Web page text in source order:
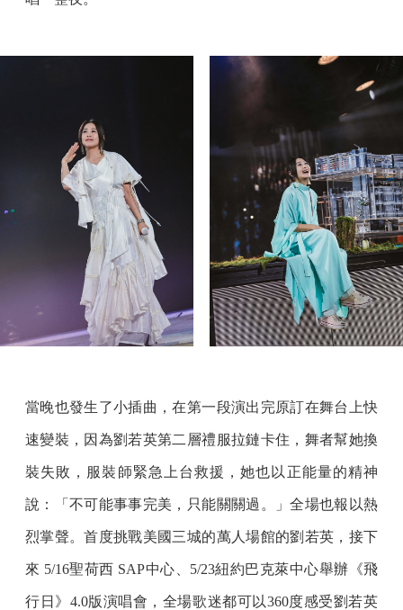
當晚也發生了小插曲，在第一段演出完原訂在舞台上快
速變裝，因為劉若英第二層禮服拉鏈卡住，舞者幫她換
裝失敗，服裝師緊急上台救援，她也以正能量的精神
說：「不可能事事完美，只能關關過。」全場也報以熱
烈掌聲。首度挑戰美國三城的萬人場館的劉若英，接下
來 5/16聖荷西 SAP中心、5/23紐約巴克萊中心舉辦《飛
行日》4.0版演唱會，全場歌迷都可以360度感受劉若英